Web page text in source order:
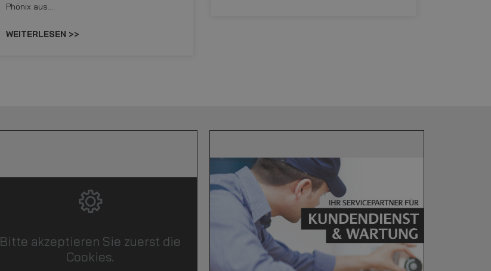
Phönix aus.…
WEITERLESEN >>
Bitte akzeptieren Sie zuerst die
Cookies.